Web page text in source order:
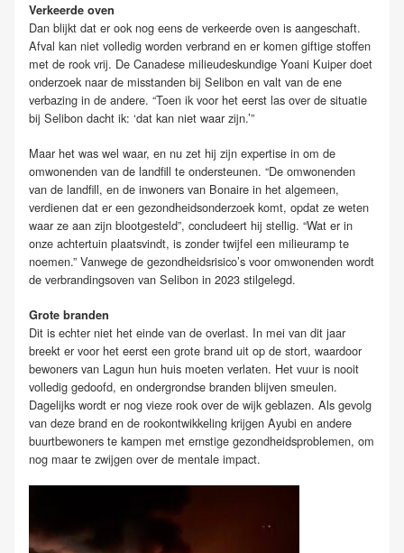
Verkeerde oven
Dan blijkt dat er ook nog eens de verkeerde oven is aangeschaft.
Afval kan niet volledig worden verbrand en er komen giftige stoffen
met de rook vrij. De Canadese milieudeskundige Yoani Kuiper doet
onderzoek naar de misstanden bij Selibon en valt van de ene
verbazing in de andere. “Toen ik voor het eerst las over de situatie
bij Selibon dacht ik: ‘dat kan niet waar zijn.’”
Maar het was wel waar, en nu zet hij zijn expertise in om de
omwonenden van de landfill te ondersteunen. “De omwonenden
van de landfill, en de inwoners van Bonaire in het algemeen,
verdienen dat er een gezondheidsonderzoek komt, opdat ze weten
waar ze aan zijn blootgesteld”, concludeert hij stellig. “Wat er in
onze achtertuin plaatsvindt, is zonder twijfel een milieuramp te
noemen.” Vanwege de gezondheidsrisico’s voor omwonenden wordt
de verbrandingsoven van Selibon in 2023 stilgelegd.
Grote branden
Dit is echter niet het einde van de overlast. In mei van dit jaar
breekt er voor het eerst een grote brand uit op de stort, waardoor
bewoners van Lagun hun huis moeten verlaten. Het vuur is nooit
volledig gedoofd, en ondergrondse branden blijven smeulen.
Dagelijks wordt er nog vieze rook over de wijk geblazen. Als gevolg
van deze brand en de rookontwikkeling krijgen Ayubi en andere
buurtbewoners te kampen met ernstige gezondheidsproblemen, om
nog maar te zwijgen over de mentale impact.